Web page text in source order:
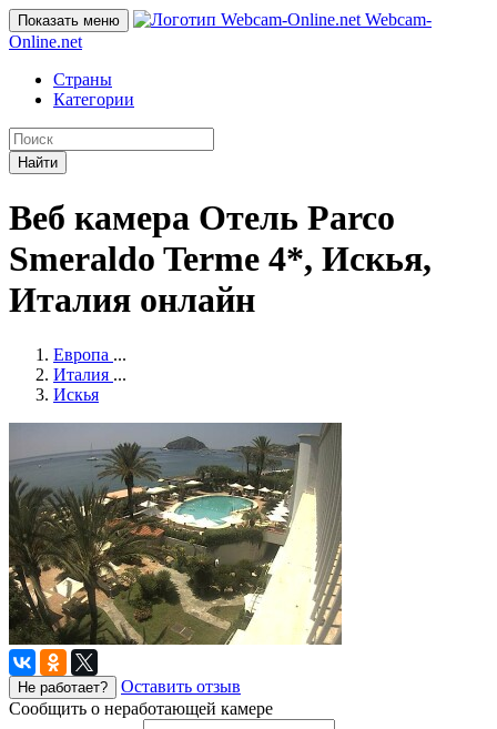
Показать меню
Webcam-
Online.net
Страны
Категории
Найти
Веб камера Отель Parco
Smeraldo Terme 4*, Искья,
Италия онлайн
Европа ...
Италия ...
Искья
Не работает?
Оставить отзыв
Сообщить о неработающей камере